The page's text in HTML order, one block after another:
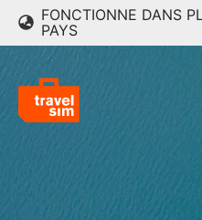
FONCTIONNE DANS
PAYS